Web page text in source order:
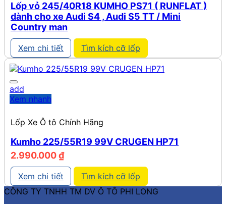
Lốp vỏ 245/40R18 KUMHO PS71 ( RUNFLAT )
dành cho xe Audi S4 , Audi S5 TT / Mini
Country man
Xem chi tiết Tìm kích cỡ lốp
add
Xem nhanh
Lốp Xe Ô tô Chính Hãng
Kumho 225/55R19 99V CRUGEN HP71
2.990.000₫
Xem chi tiết
Tìm kích cỡ lốp
CÔNG TY TNHH TM DV Ô TÔ PHI LONG